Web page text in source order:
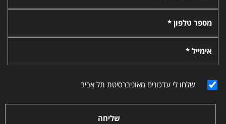
מספר טלפון *
אימייל *
שלחו לי עדכונים מאוניברסיטת תל אביב
שליחה